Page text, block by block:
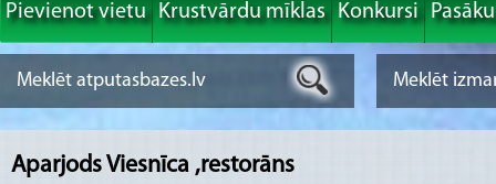
Pievienot vietu Krustvārdu mīklas Konkursi
Aparjods Viesnīca ,restorāns